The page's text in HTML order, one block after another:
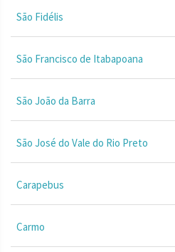
São Fidélis
São Francisco de Itabapoana
São João da Barra
São José do Vale do Rio Preto
Carapebus
Carmo